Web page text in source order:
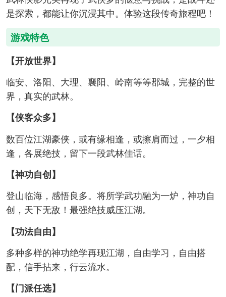
是探索，都能让你沉浸其中。体验这段传奇旅程吧！
游戏特色
【开放世界】
临安、洛阳、大理、襄阳、岭南等等郡城，完整的世
界，真实的武林。
【侠客众多】
数百位江湖豪侠，或有缘相逢，或擦肩而过，一夕相
逢，各展绝技，留下一段武林佳话。
【神功自创】
登山临海，感悟良多。将所学武功融为一炉，神功自
创，天下无敌！最强绝技威压江湖。
【功法自由】
多种多样的神功绝学再现江湖，自由学习，自由搭
配，信手拈来，行云流水。
【门派任选】